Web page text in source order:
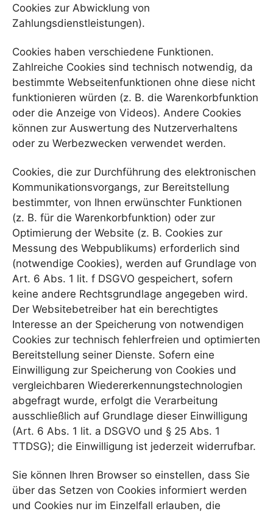
Cookies zur Abwicklung von
Zahlungsdienstleistungen).
Cookies haben verschiedene Funktionen.
Zahlreiche Cookies sind technisch notwendig, da
bestimmte Webseitenfunktionen ohne diese nicht
funktionieren würden (z. B. die Warenkorbfunktion
oder die Anzeige von Videos). Andere Cookies
können zur Auswertung des Nutzerverhaltens
oder zu Werbezwecken verwendet werden.
Cookies, die zur Durchführung des elektronischen
Kommunikationsvorgangs, zur Bereitstellung
bestimmter, von Ihnen erwünschter Funktionen
(z. B. für die Warenkorbfunktion) oder zur
Optimierung der Website (z. B. Cookies zur
Messung des Webpublikums) erforderlich sind
(notwendige Cookies), werden auf Grundlage von
Art. 6 Abs. 1 lit. f DSGVO gespeichert, sofern
keine andere Rechtsgrundlage angegeben wird.
Der Websitebetreiber hat ein berechtigtes
Interesse an der Speicherung von notwendigen
Cookies zur technisch fehlerfreien und optimierten
Bereitstellung seiner Dienste. Sofern eine
Einwilligung zur Speicherung von Cookies und
vergleichbaren Wiedererkennungstechnologien
abgefragt wurde, erfolgt die Verarbeitung
ausschließlich auf Grundlage dieser Einwilligung
(Art. 6 Abs. 1 lit. a DSGVO und § 25 Abs. 1
TTDSG); die Einwilligung ist jederzeit widerrufbar.
Sie können Ihren Browser so einstellen, dass Sie
über das Setzen von Cookies informiert werden
und Cookies nur im Einzelfall erlauben, die